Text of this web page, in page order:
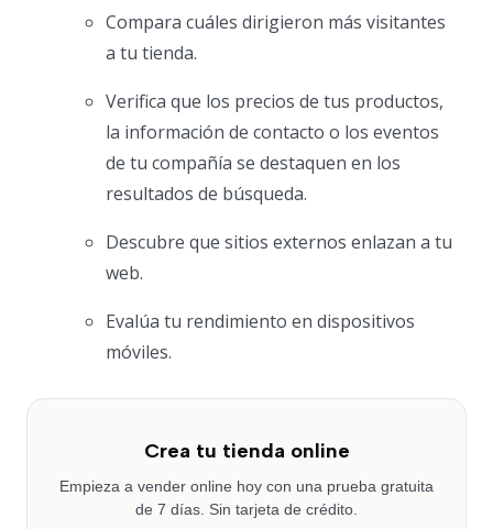
Compara cuáles dirigieron más visitantes
a tu tienda.
Verifica que los precios de tus productos,
la información de contacto o los eventos
de tu compañía se destaquen en los
resultados de búsqueda.
Descubre que sitios externos enlazan a tu
web.
Evalúa tu rendimiento en dispositivos
móviles.
Crea tu tienda online
Empieza a vender online hoy con una prueba gratuita
de 7 días. Sin tarjeta de crédito.